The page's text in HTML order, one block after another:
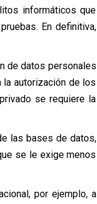
informáticos que
En definitiva,
de datos personales
autorización de los
se requiere la
las bases de datos,
se le exige menos
por ejemplo, a